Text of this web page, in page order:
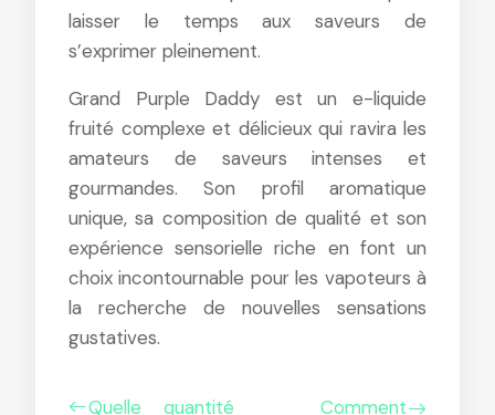
laisser le temps aux saveurs de
s’exprimer pleinement.
Grand Purple Daddy est un e-liquide
fruité complexe et délicieux qui ravira les
amateurs de saveurs intenses et
gourmandes. Son profil aromatique
unique, sa composition de qualité et son
expérience sensorielle riche en font un
choix incontournable pour les vapoteurs à
la recherche de nouvelles sensations
gustatives.
Quelle quantité
Comment